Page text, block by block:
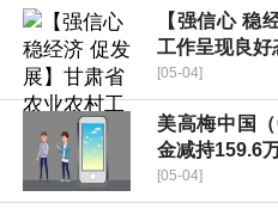
【强信心 稳
工作呈现良好
[05-04]
美高梅中国
金减持159.6
[05-04]